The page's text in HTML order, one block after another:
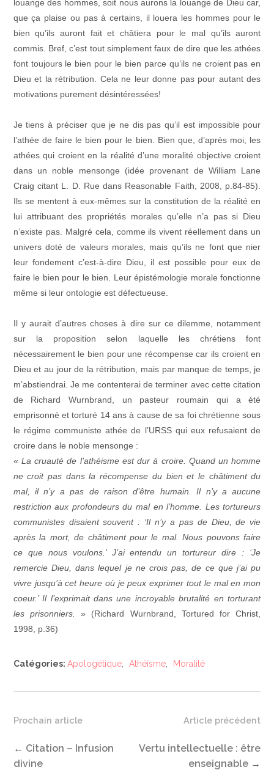
louange des hommes, soit nous aurons la louange de Dieu car,
que ça plaise ou pas à certains, il louera les hommes pour le
bien qu’ils auront fait et châtiera pour le mal qu’ils auront
commis. Bref, c’est tout simplement faux de dire que les athées
font toujours le bien pour le bien parce qu’ils ne croient pas en
Dieu et la rétribution. Cela ne leur donne pas pour autant des
motivations purement désintéressées!
Je tiens à préciser que je ne dis pas qu’il est impossible pour
l’athée de faire le bien pour le bien. Bien que, d’après moi, les
athées qui croient en la réalité d’une moralité objective croient
dans un noble mensonge (idée provenant de William Lane
Craig citant L. D. Rue dans Reasonable Faith, 2008, p.84-85).
Ils se mentent à eux-mêmes sur la constitution de la réalité en
lui attribuant des propriétés morales qu’elle n’a pas si Dieu
n’existe pas. Malgré cela, comme ils vivent réellement dans un
univers doté de valeurs morales, mais qu’ils ne font que nier
leur fondement c’est-à-dire Dieu, il est possible pour eux de
faire le bien pour le bien. Leur épistémologie morale fonctionne
même si leur ontologie est défectueuse.
Il y aurait d’autres choses à dire sur ce dilemme, notamment
sur la proposition selon laquelle les chrétiens font
nécessairement le bien pour une récompense car ils croient en
Dieu et au jour de la rétribution, mais par manque de temps, je
m’abstiendrai. Je me contenterai de terminer avec cette citation
de Richard Wurnbrand, un pasteur roumain qui a été
emprisonné et torturé 14 ans à cause de sa foi chrétienne sous
le régime communiste athée de l’URSS qui eux refusaient de
croire dans le noble mensonge :
« La cruauté de l’athéisme est dur à croire. Quand un homme
ne croit pas dans la récompense du bien et le châtiment du
mal, il n’y a pas de raison d’être humain. Il n’y a aucune
restriction aux profondeurs du mal en l’homme. Les tortureurs
communistes disaient souvent : ‘Il n’y a pas de Dieu, de vie
après la mort, de châtiment pour le mal. Nous pouvons faire
ce que nous voulons.’ J’ai entendu un tortureur dire : ‘Je
remercie Dieu, dans lequel je ne crois pas, de ce que j’ai pu
vivre jusqu’à cet heure où je peux exprimer tout le mal en mon
coeur.’ Il l’exprimait dans une incroyable brutalité en torturant
les prisonniers.
» (Richard Wurnbrand, Tortured for Christ,
1998, p.36)
Catégories: Apologétique, Athéisme, Moralité
Article précédent
Vertu intellectuelle : être
enseignable →
Prochain article
← Citation – Infusion
divine